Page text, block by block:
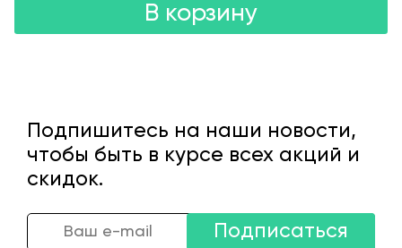
В корзину
Подпишитесь на наши новости,
чтобы быть в курсе всех акций и
скидок.
Подписаться